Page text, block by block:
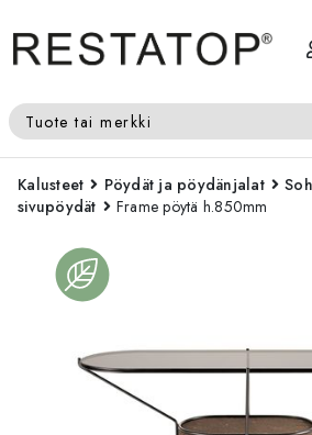
Tuote tai merkki
Kalusteet Pöydät ja pöydänjalat
sivupöydät
Frame pöytä h.850mm